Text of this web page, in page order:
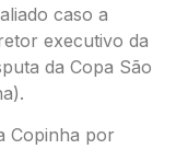
caso a
executivo da
da Copa São
Copinha por